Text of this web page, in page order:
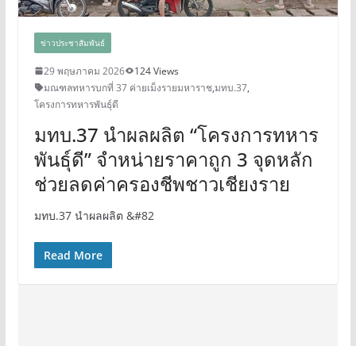
ข่าวประชาสัมพันธ์
29 พฤษภาคม 2026
124 Views
มณฑลทหารบกที่ 37 ค่ายเม็งรายมหาราช,มทบ.37,
โครงการทหารพันธุ์ดี
มทบ.37 นำผลผลิต “โครงการทหาร
พันธุ์ดี” จำหน่ายราคาถูก 3 จุดหลัก
ช่วยลดค่าครองชีพชาวเชียงราย
มทบ.37 นำผลผลิต &#82
Read More